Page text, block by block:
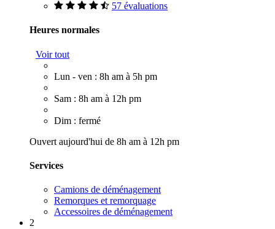
57 évaluations
Heures normales
Voir tout
Lun - ven : 8h am à 5h pm
Sam : 8h am à 12h pm
Dim : fermé
Ouvert aujourd'hui de 8h am à 12h pm
Services
Camions de déménagement
Remorques et remorquage
Accessoires de déménagement
2